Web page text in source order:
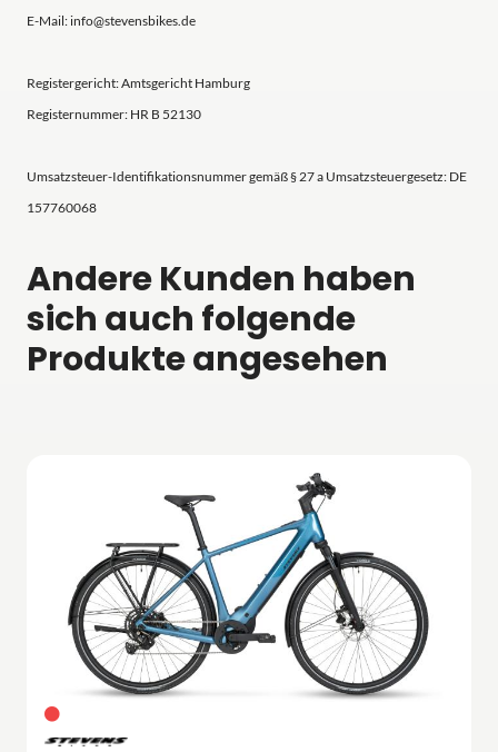
E-Mail: info@stevensbikes.de
Registergericht: Amtsgericht Hamburg
Registernummer: HR B 52130
Umsatzsteuer-Identifikationsnummer gemäß § 27 a Umsatzsteuergesetz: DE
157760068
Andere Kunden haben
sich auch folgende
Produkte angesehen